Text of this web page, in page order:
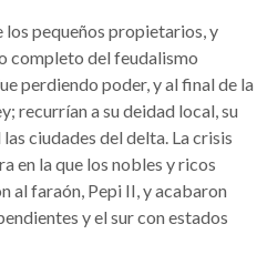
pequeños propietarios, y
completo del feudalismo
perdiendo poder, y al final de la
recurrían a su deidad local, su
ciudades del delta. La crisis
en la que los nobles y ricos
al faraón, Pepi II, y acabaron
y el sur con estados